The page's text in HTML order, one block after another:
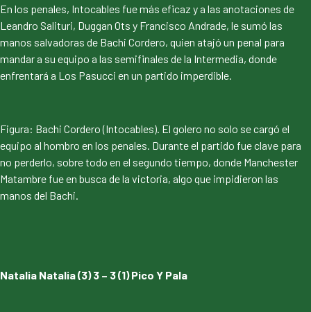
En los penales, Intocables fue más eficaz y a las anotaciones de
Leandro Salituri, Duggan Ots y Francisco Andrade, le sumó las
manos salvadoras de Bachi Cordero, quien atajó un penal para
mandar a su equipo a las semifinales de la Intermedia, donde
enfrentará a Los Pasucci en un partido imperdible.
Figura: Bachi Cordero (Intocables). El golero no solo se cargó el
equipo al hombro en los penales. Durante el partido fue clave para
no perderlo, sobre todo en el segundo tiempo, donde Manchester
Matambre fue en busca de la victoria, algo que impidieron las
manos del Bachi.
Natalia Natalia (3) 3 – 3 (1) Pico Y Pala